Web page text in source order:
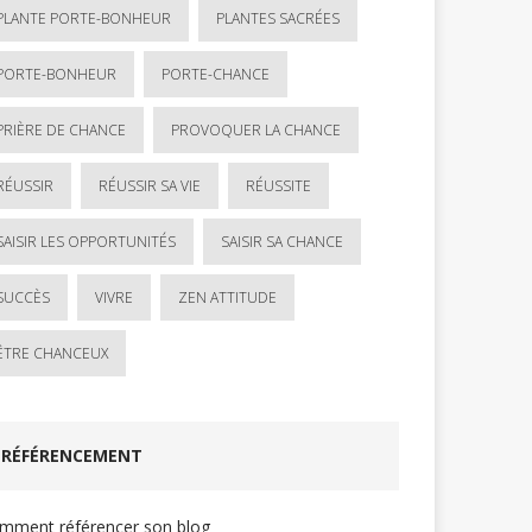
PORTE-BONHEUR PLANTES SACRÉES
BONHEUR PORTE-CHANCE
DE CHANCE PROVOQUER LA CHANCE
RÉUSSIR SA VIE RÉUSSITE
LES OPPORTUNITÉS SAISIR SA CHANCE
VIVRE ZEN ATTITUDE
CHANCEUX
RÉFÉRENCEMENT
référencer son blog